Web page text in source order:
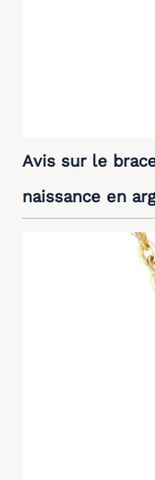
Avis sur le
naissance en